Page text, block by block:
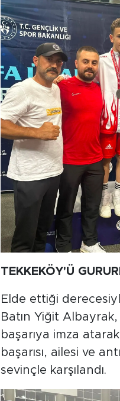
TEKKEKÖY'Ü
Elde ettiği
Batın Yiğit
başarıya imza
başarısı, ailesi ve
sevinçle karşılandı.